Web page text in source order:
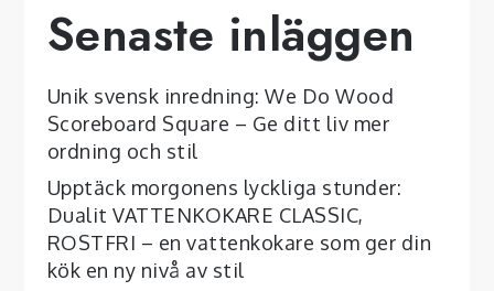
Senaste inläggen
Unik svensk inredning: We Do Wood
Scoreboard Square – Ge ditt liv mer
ordning och stil
Upptäck morgonens lyckliga stunder:
Dualit VATTENKOKARE CLASSIC,
ROSTFRI – en vattenkokare som ger din
kök en ny nivå av stil